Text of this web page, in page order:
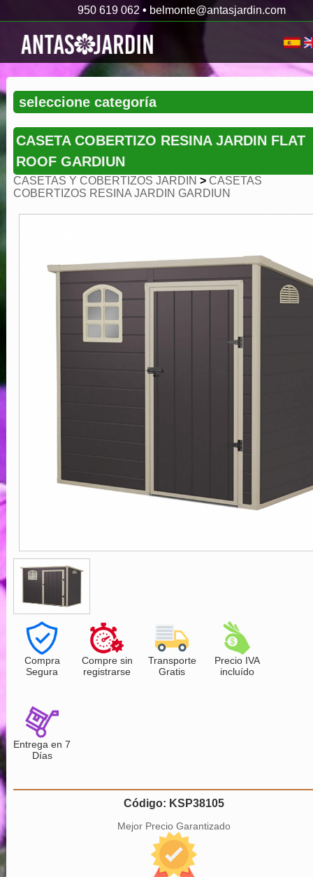
950 619 062 • belmonte@antasjardin.com
CASETA COBERTIZO RESINA JARDIN FLAT
ROOF GARDIUN
CASETAS Y COBERTIZOS JARDIN > CASETAS
COBERTIZOS RESINA JARDIN GARDIUN
Compra
Segura
Compre sin
registrarse
Transporte
Gratis
Precio IVA
incluído
Entrega en 7
Días
Código: KSP38105
Mejor Precio Garantizado